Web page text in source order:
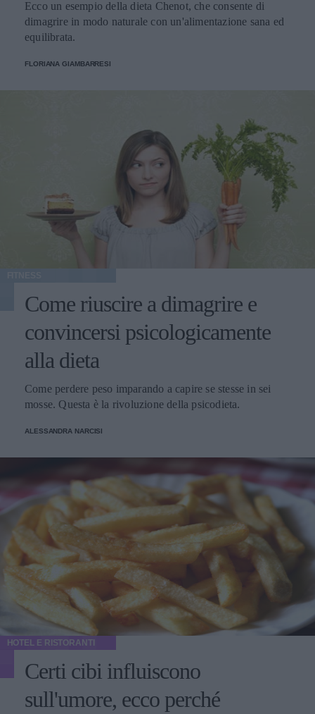
Ecco un esempio della dieta Chenot, che consente di
dimagrire in modo naturale con un'alimentazione sana ed
equilibrata.
FLORIANA GIAMBARRESI
Come riuscire a dimagrire e
convincersi psicologicamente
alla dieta
Come perdere peso imparando a capire se stesse in sei
mosse. Questa è la rivoluzione della psicodieta.
ALESSANDRA NARCISI
HOTEL E RISTORANTI
Certi cibi influiscono
sull'umore, ecco perché